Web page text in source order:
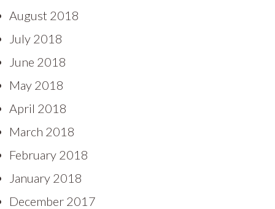
August 2018
July 2018
June 2018
May 2018
April 2018
March 2018
February 2018
January 2018
December 2017